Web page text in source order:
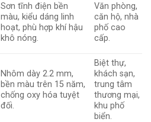
Sơn tĩnh điện bền
màu, kiểu dáng linh
hoạt, phù hợp khí hậu
khô nóng.
Văn phòng,
căn hộ, nhà
phố cao
cấp.
Nhôm dày 2.2 mm,
bền màu trên 15 năm,
chống oxy hóa tuyệt
đối.
Biệt thự,
khách sạn,
trung tâm
thương mại,
khu phố
biển.